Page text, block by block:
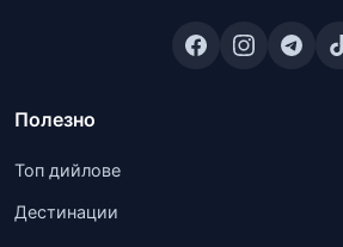
Полезно
Топ дийлове
Дестинации